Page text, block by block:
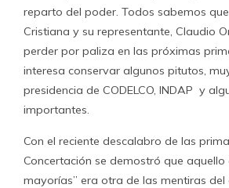
reparto del poder. Todos sabemos
Cristiana y su representante, Claudio
perder por paliza en las próximas
interesa conservar algunos pitutos,
presidencia de CODELCO, INDAP y
importantes.
Con el reciente descalabro de las
Concertación se demostró que aquello
mayorías” era otra de las mentiras